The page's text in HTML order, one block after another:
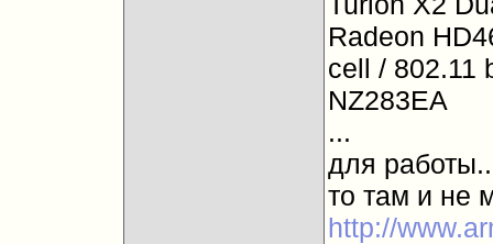
Radeon
cell / 802.11
NZ283EA
...
для
то там и не
http://